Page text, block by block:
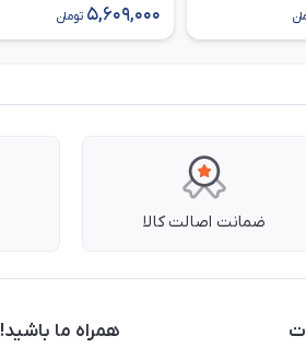
5,609,000 تومان
ضمانت اصالت کالا
همراه ما باشید!